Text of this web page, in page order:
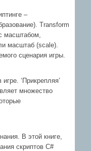
–
Transform
масштабом,
масштаб (scale).
сценария игры.
‘Прикрепляя’
множество
В этой книге,
скриптов C#